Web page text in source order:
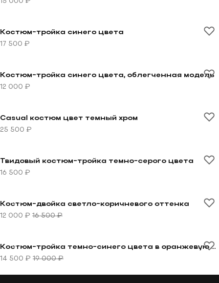
Костюм-тройка синего цвета
17 500 ₽
Перейти к товару Костюм-тройка синего цвета,
Костюм-тройка синего цвета, облегченная модель
12 000 ₽
Перейти к товару Casual костюм цвет темный хром
Casual костюм цвет темный хром
25 500 ₽
Перейти к товару Твидовый костюм-тройка темно-
Твидовый костюм-тройка темно-серого цвета
16 500 ₽
Перейти к товару Костюм-двойка светло-
-27%
Костюм-двойка светло-коричневого оттенка
12 000 ₽ 16 500 ₽
Перейти к товару Костюм-тройка темно-синего
-24%
Костюм-тройка темно-синего цвета в оранжевую клетку
14 500 ₽ 19 000 ₽